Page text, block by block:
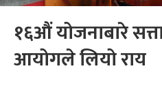
१६औं योजनाबारे
आयोगले लियो राय